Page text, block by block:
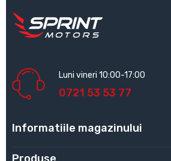
Luni vineri 10:00-17:00
0721 53 53 77
Informatiile magazinului